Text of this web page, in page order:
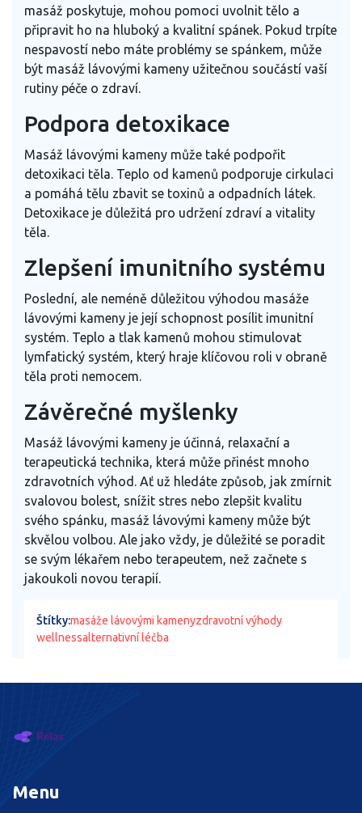
masáž poskytuje, mohou pomoci uvolnit tělo a
připravit ho na hluboký a kvalitní spánek. Pokud trpíte
nespavostí nebo máte problémy se spánkem, může
být masáž lávovými kameny užitečnou součástí vaší
rutiny péče o zdraví.
Podpora detoxikace
Masáž lávovými kameny může také podpořit
detoxikaci těla. Teplo od kamenů podporuje cirkulaci
a pomáhá tělu zbavit se toxinů a odpadních látek.
Detoxikace je důležitá pro udržení zdraví a vitality
těla.
Zlepšení imunitního systému
Poslední, ale neméně důležitou výhodou masáže
lávovými kameny je její schopnost posílit imunitní
systém. Teplo a tlak kamenů mohou stimulovat
lymfatický systém, který hraje klíčovou roli v obraně
těla proti nemocem.
Závěrečné myšlenky
Masáž lávovými kameny je účinná, relaxační a
terapeutická technika, která může přinést mnoho
zdravotních výhod. Ať už hledáte způsob, jak zmírnit
svalovou bolest, snížit stres nebo zlepšit kvalitu
svého spánku, masáž lávovými kameny může být
skvělou volbou. Ale jako vždy, je důležité se poradit
se svým lékařem nebo terapeutem, než začnete s
jakoukoli novou terapií.
Štítky:masáže lávovými kamenyzdravotní výhody
wellnessalternativní léčba
Menu